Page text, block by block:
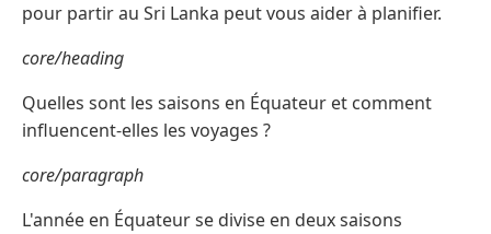
pour partir au Sri Lanka peut vous aider à planifier.
core/heading
Quelles sont les saisons en Équateur et comment
influencent-elles les voyages ?
core/paragraph
L'année en Équateur se divise en deux saisons